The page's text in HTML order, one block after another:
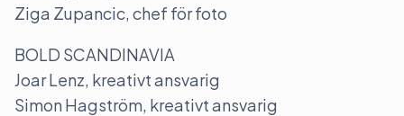
Ziga Zupancic, chef för foto
BOLD SCANDINAVIA
Joar Lenz, kreativt ansvarig
Simon Hagström, kreativt ansvarig